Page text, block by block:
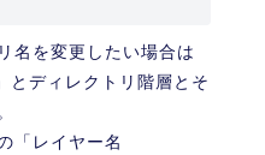
名を変更したい場合は
ディレクトリ階層とそ
「レイヤー名